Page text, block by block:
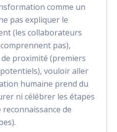
comme un
pas expliquer le
(les collaborateurs
pas),
proximité (premiers
vouloir aller
humaine prend du
ni célébrer les étapes
de